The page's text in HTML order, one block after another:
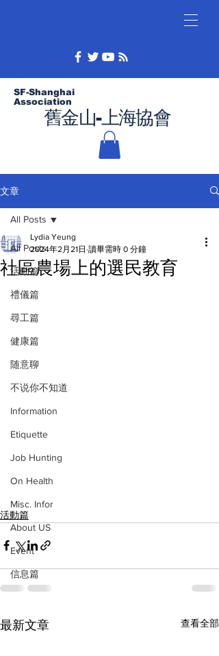
舊金山-上海協會
SF-Shanghai
Association
文章
All Posts
活動篇
禮儀篇
尋工篇
健康篇
随意聊
不说你不知道
Information
Etiquette
Job Hunting
On Health
Misc. Infor
About US
Event
信息篇
All Posts
社區農場上的選民教育
Lydia Yeung
2024年2月21日 讀畢需時 0 分鐘
活動篇
最新文章 查看全部